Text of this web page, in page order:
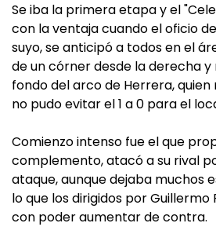
Se iba la primera etapa y el
con la ventaja cuando el oficio
suyo, se anticipó a todos en el
de un córner desde la derecha
fondo del arco de Herrera,
no pudo evitar el 1 a 0 para el
Comienzo intenso fue el que
complemento, atacó a su rival
ataque, aunque dejaba muchos
lo que los dirigidos por Guillermo
con poder aumentar de contra.